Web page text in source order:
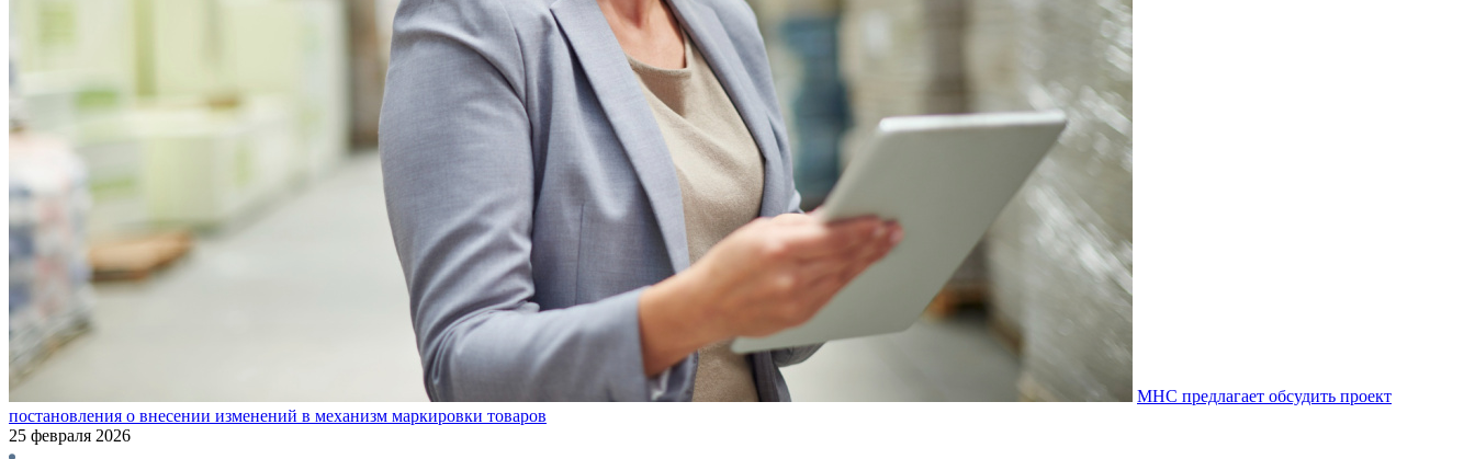
МНС предлагает обсудить проект
постановления о внесении изменений в механизм маркировки товаров
25 февраля 2026